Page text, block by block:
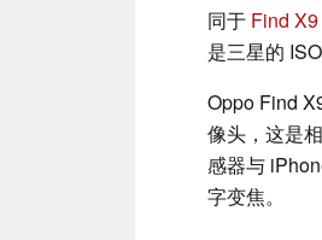
同于 Find
是三星的
Oppo Find
像头，这是
感器与
字变焦。